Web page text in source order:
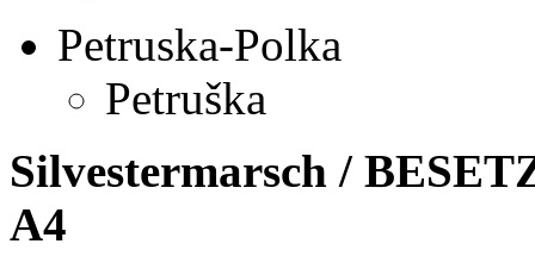
Petruska-Polka
Petruška
Silvestermarsch /
A4